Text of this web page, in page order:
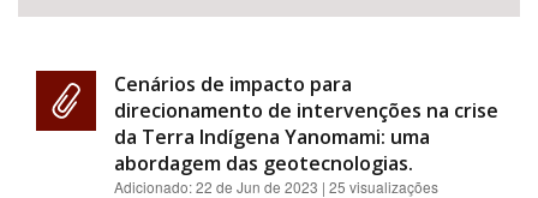
Cenários de impacto para
direcionamento de intervenções na crise
da Terra Indígena Yanomami: uma
abordagem das geotecnologias.
Adicionado:22 de Jun de 2023 | 25 visualizações